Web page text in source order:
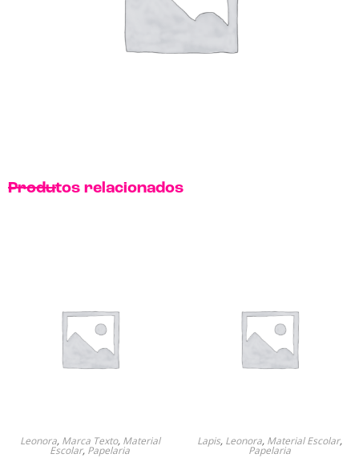
Produtos relacionados
Leonora, Marca Texto, Material
Escolar, Papelaria
Lapis, Leonora, Material Escolar,
Papelaria